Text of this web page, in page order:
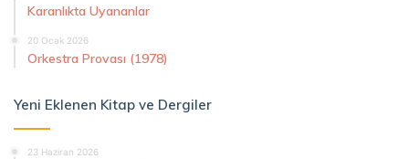
Karanlıkta Uyananlar
20 Ocak 2026
Orkestra Provası (1978)
Yeni Eklenen Kitap ve Dergiler
23 Haziran 2026